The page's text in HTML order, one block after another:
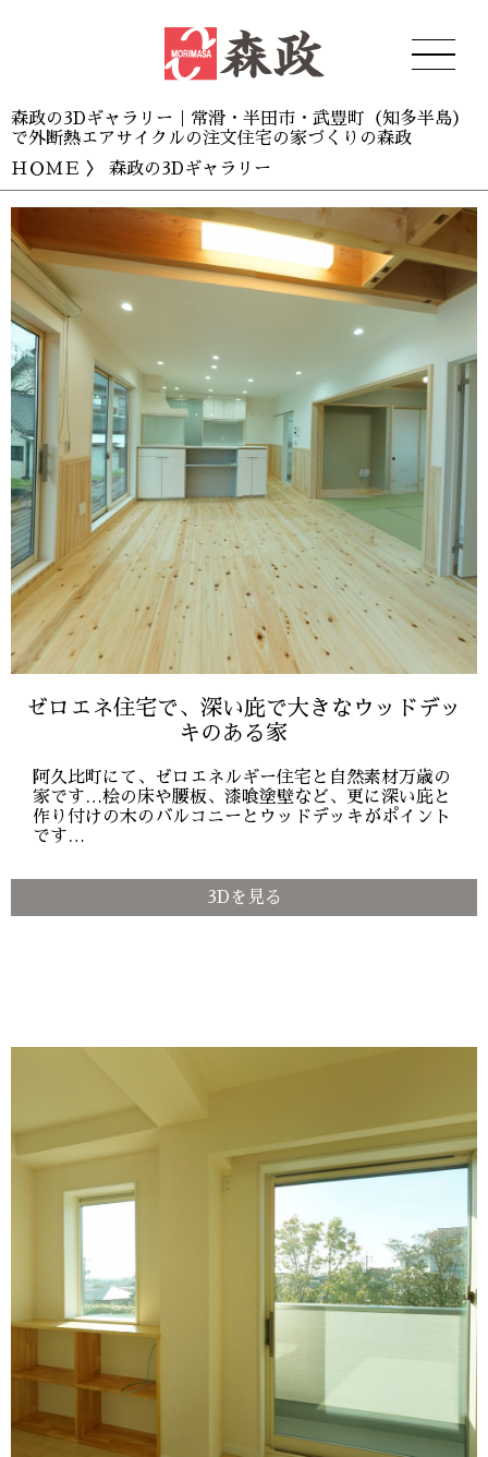
森政の3Dギャラリー｜常滑・半田市・武豊町（知多半島）
で外断熱エアサイクルの注文住宅の家づくりの森政
ＨＯＭＥ 〉 森政の3Dギャラリー
ゼロエネ住宅で、深い庇で大きなウッドデッ
キのある家
阿久比町にて、ゼロエネルギー住宅と自然素材万歳の
家です…桧の床や腰板、漆喰塗壁など、更に深い庇と
作り付けの木のバルコニーとウッドデッキがポイント
です…
3Dを見る